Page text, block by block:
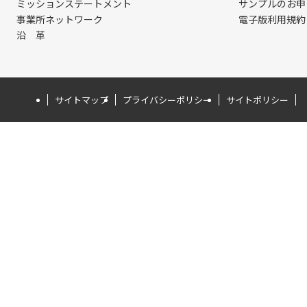
ミッションステートメント
事業所ネットワーク
沿 革
サンプルのお
電子版利用規約
サイトマップ プライバシーポリシー サイトポリシー